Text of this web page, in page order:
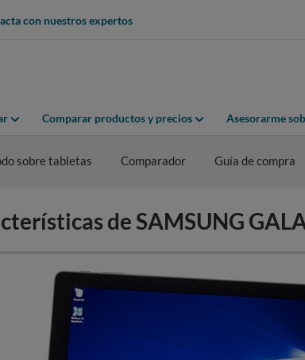
con nuestros expertos
Comparar productos y precios Asesorarme
sobre tabletas Comparador Guía de compra
de SAMSUNG